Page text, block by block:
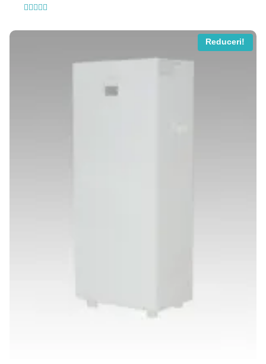
Reduceri!